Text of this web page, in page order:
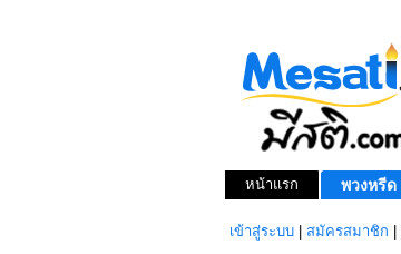
หน้าแรก พวงหรีด
เข้าสู่ระบบ สมัครสมาชิก